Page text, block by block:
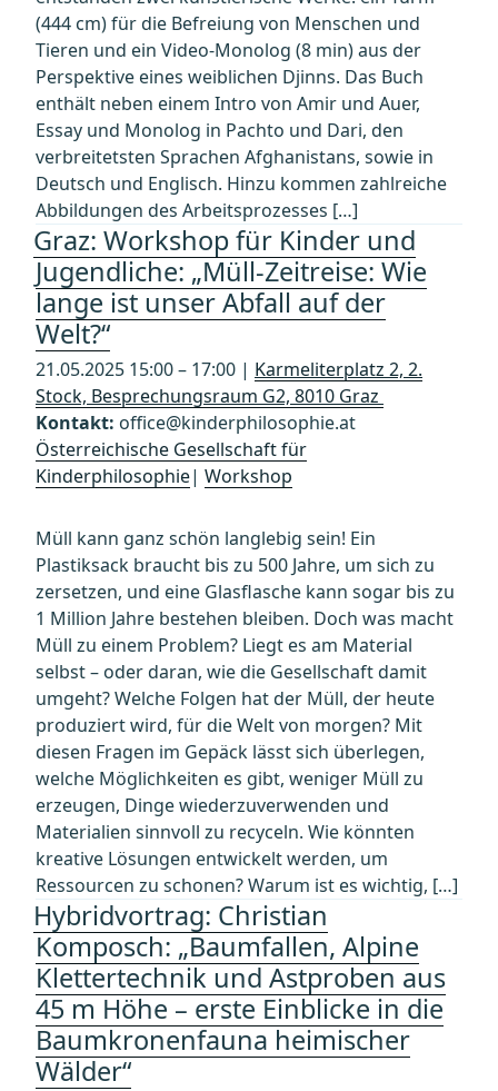
(444 cm) für die Befreiung von Menschen und
Tieren und ein Video-Monolog (8 min) aus der
Perspektive eines weiblichen Djinns. Das Buch
enthält neben einem Intro von Amir und Auer,
Essay und Monolog in Pachto und Dari, den
verbreitetsten Sprachen Afghanistans, sowie in
Deutsch und Englisch. Hinzu kommen zahlreiche
Abbildungen des Arbeitsprozesses […]
Graz: Workshop für Kinder und
Jugendliche: „Müll-Zeitreise: Wie
lange ist unser Abfall auf der
Welt?“
21.05.2025 15:00 – 17:00 | Karmeliterplatz 2, 2.
Stock, Besprechungsraum G2, 8010 Graz
Kontakt: office@kinderphilosophie.at
Österreichische Gesellschaft für
Kinderphilosophie| Workshop
Müll kann ganz schön langlebig sein! Ein
Plastiksack braucht bis zu 500 Jahre, um sich zu
zersetzen, und eine Glasflasche kann sogar bis zu
1 Million Jahre bestehen bleiben. Doch was macht
Müll zu einem Problem? Liegt es am Material
selbst – oder daran, wie die Gesellschaft damit
umgeht? Welche Folgen hat der Müll, der heute
produziert wird, für die Welt von morgen? Mit
diesen Fragen im Gepäck lässt sich überlegen,
welche Möglichkeiten es gibt, weniger Müll zu
erzeugen, Dinge wiederzuverwenden und
Materialien sinnvoll zu recyceln. Wie könnten
kreative Lösungen entwickelt werden, um
Ressourcen zu schonen? Warum ist es wichtig, […]
Hybridvortrag: Christian
Komposch: „Baumfallen, Alpine
Klettertechnik und Astproben aus
45 m Höhe – erste Einblicke in die
Baumkronenfauna heimischer
Wälder“